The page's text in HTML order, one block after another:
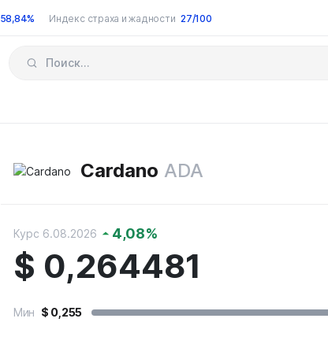
58,84% Индекс страха и жадности 27/100
Cardano ADA
Курс 6.08.2026 4,08%
$ 0,264481
Мин $ 0,255